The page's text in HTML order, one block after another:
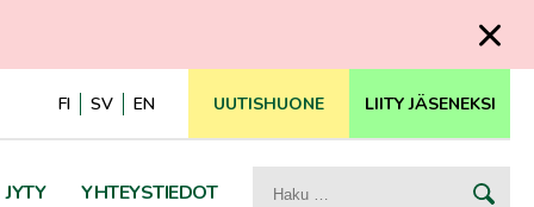
FI SV EN UUTISHUONE LIITY JÄSENEKSI
JYTY YHTEYSTIEDOT Haku: